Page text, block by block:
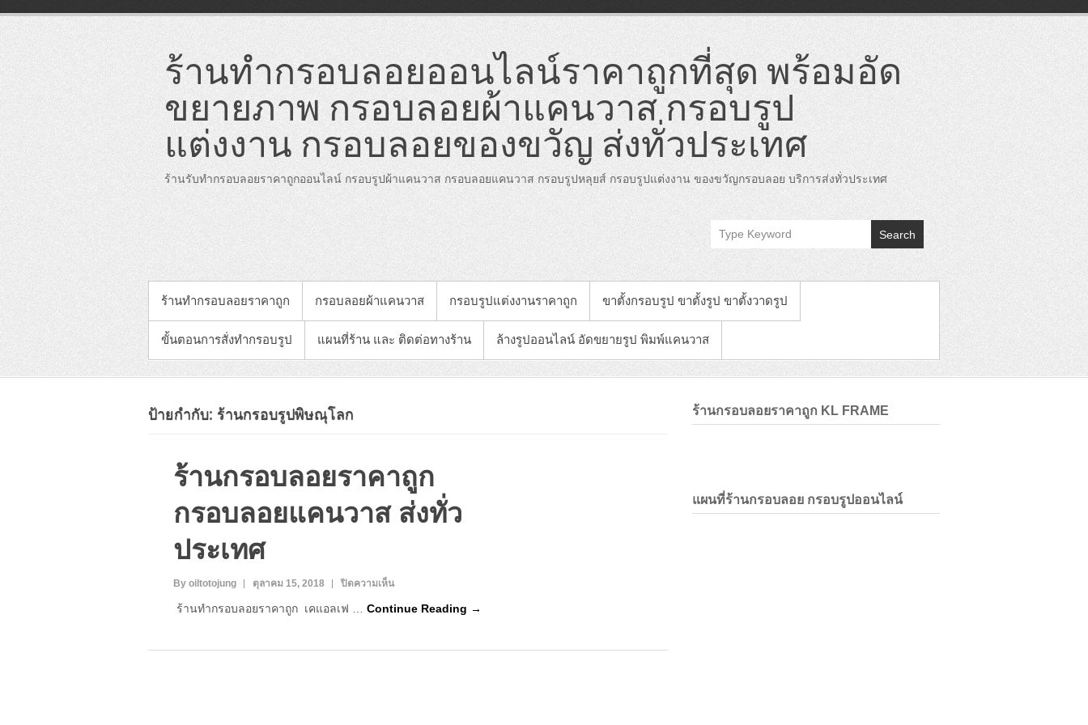
content
ร้านทำกรอบลอยออนไลน์ราคาถูกที่สุด พร้อมอัด
ขยายภาพ กรอบลอยผ้าแคนวาส กรอบรูป
แต่งงาน กรอบลอยของขวัญ ส่งทั่วประเทศ
ร้านรับทำกรอบลอยราคาถูกออนไลน์ กรอบรูปผ้าแคนวาส กรอบลอยแคนวาส กรอบรูปหลุยส์ กรอบรูปแต่งงาน ของขวัญกรอบลอย บริการส่งทั่วประเทศ
Search
PRIMARY MENU
ร้านทำกรอบลอยราคาถูก กรอบลอยผ้าแคนวาส กรอบรูปแต่งงานราคาถูก ขาตั้งกรอบรูป ขาตั้งรูป ขาตั้งวาดรูป
ขั้นตอนการสั่งทำกรอบรูป แผนที่ร้าน และ ติดต่อทางร้าน ล้างรูปออนไลน์ อัดขยายรูป พิมพ์แคนวาส
ป้ายกำกับ: ร้านกรอบรูปพิษณุโลก
ร้านกรอบลอยราคาถูก
กรอบลอยแคนวาส ส่งทั่ว
ประเทศ
By oiltotojung ตุลาคม 15, 2018 ปิดความเห็นบน
กรอบ
ร้านทำกรอบลอยราคาถูก เคแอลเฟ … Continue Reading →
ร้านกรอบลอยราคาถูก KL FRAME
แผนที่ร้านกรอบลอย กรอบรูปออนไลน์